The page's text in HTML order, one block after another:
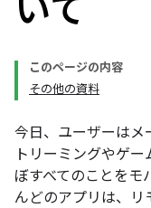
いて
このページの内容
その他の資料
今日、ユーザーはメ
トリーミングやゲ
ぼすべてのことをモ
んどのアプリは、リ